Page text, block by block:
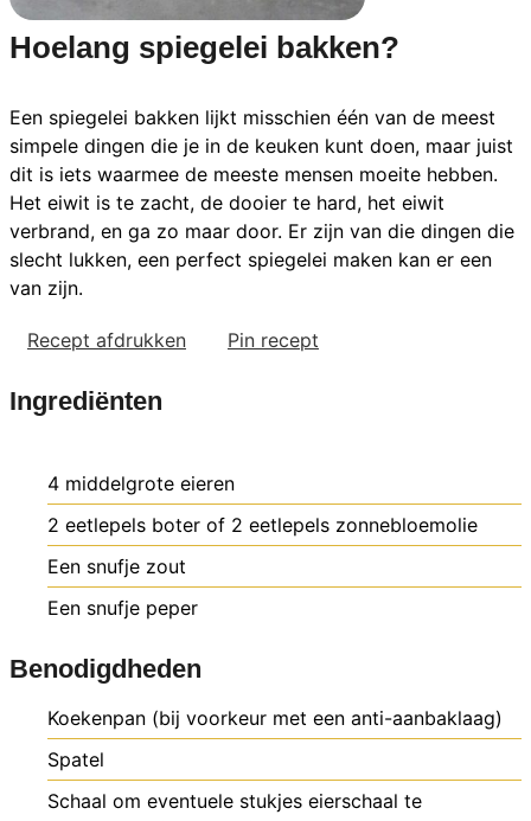
Hoelang spiegelei bakken?
Een spiegelei bakken lijkt misschien één van de meest
simpele dingen die je in de keuken kunt doen, maar juist
dit is iets waarmee de meeste mensen moeite hebben.
Het eiwit is te zacht, de dooier te hard, het eiwit
verbrand, en ga zo maar door. Er zijn van die dingen die
slecht lukken, een perfect spiegelei maken kan er een
van zijn.
Recept afdrukken Pin recept
Ingrediënten
4 middelgrote eieren
2 eetlepels boter of 2 eetlepels zonnebloemolie
Een snufje zout
Een snufje peper
Benodigdheden
Koekenpan (bij voorkeur met een anti-aanbaklaag)
Spatel
Schaal om eventuele stukjes eierschaal te